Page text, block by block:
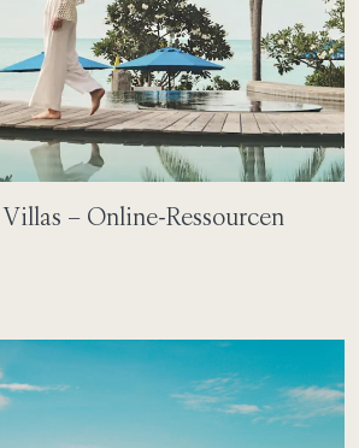
– Online-Ressourcen